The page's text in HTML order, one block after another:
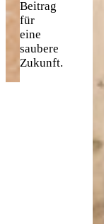
Beitrag
für
eine
saubere
Zukunft.